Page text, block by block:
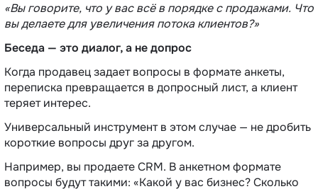
«Вы говорите, что у вас всё в порядке с продажами. Что
вы делаете для увеличения потока клиентов?»
Беседа — это диалог, а не допрос
Когда продавец задает вопросы в формате анкеты,
переписка превращается в допросный лист, а клиент
теряет интерес.
Универсальный инструмент в этом случае — не дробить
короткие вопросы друг за другом.
Например, вы продаете CRM. В анкетном формате
вопросы будут такими: «Какой у вас бизнес? Сколько